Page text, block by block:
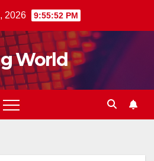
2026 9:55:53 PM
World